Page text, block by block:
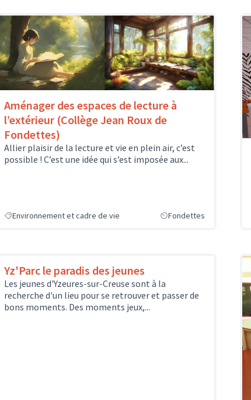
Aménager des espaces de lecture à
l’extérieur (Collège Jean Roux de
Fondettes)
Allier plaisir de la lecture et vie en plein air, c’est
possible ! C’est une idée qui s’est imposée aux...
Environnement et cadre de vie Fondettes
Yz'Parc le paradis des jeunes
Les jeunes d'Yzeures-sur-Creuse sont à la
recherche d'un lieu pour se retrouver et passer de
bons moments. Des moments jeux,...